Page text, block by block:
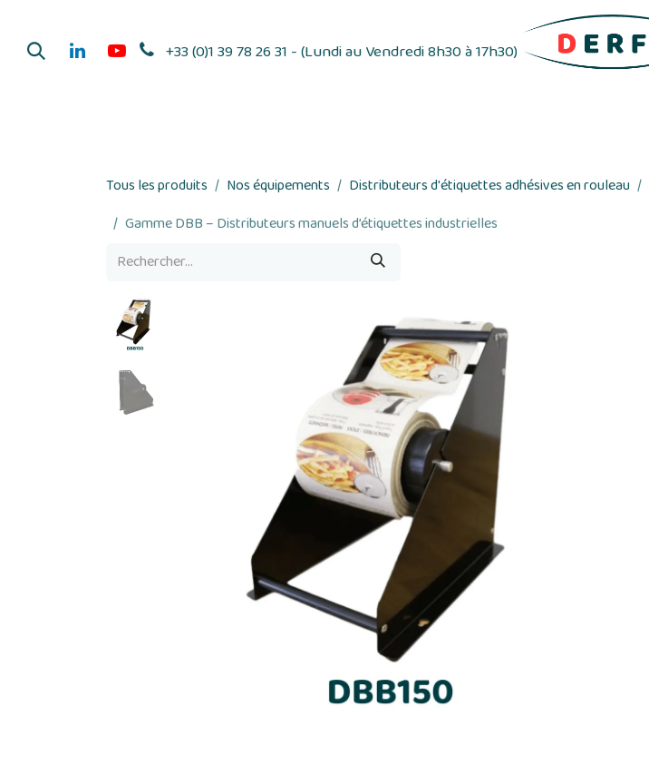
+33 (0)1 39 78 26 31 - (Lundi au Vendredi 8h30 à 17h30)
Tous les produits Nos équipements Distributeurs d'étiquettes adhésives en rouleau
Gamme DBB – Distributeurs manuels d’étiquettes industrielles